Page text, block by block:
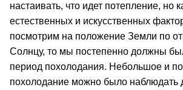
настаивать, что идет потепление, но
естественных и искусственных
посмотрим на положение Земли по
Солнцу, то мы постепенно должны
период похолодания. Небольшое и
похолодание можно было наблюдать